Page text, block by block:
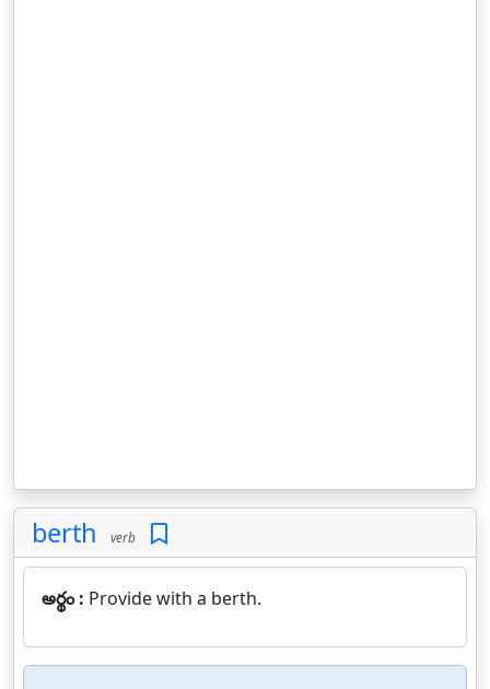
berth verb
అర్థం : Provide with a berth.